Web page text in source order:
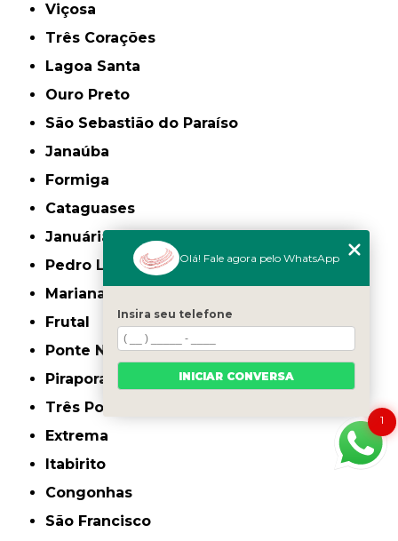
Viçosa
Três Corações
Lagoa Santa
Ouro Preto
São Sebastião do Paraíso
Janaúba
Formiga
Cataguases
Januária
Pedro Leopoldo
Mariana
Frutal
Ponte Nova
Pirapora
Três Pontas
Extrema
Itabirito
Congonhas
São Francisco
1
Olá! Fale agora pelo WhatsApp
Insira seu telefone
INICIAR CONVERSA